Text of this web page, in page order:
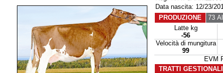
Data nascita: 12/23/
PRODUZIONE
73
Latte kg
-56
Velocità di mungitura
99
EVM
TRATTI